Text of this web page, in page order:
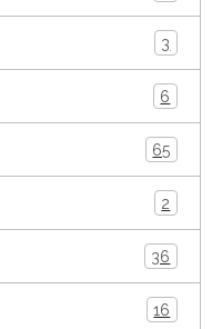
3
6
65
2
36
16